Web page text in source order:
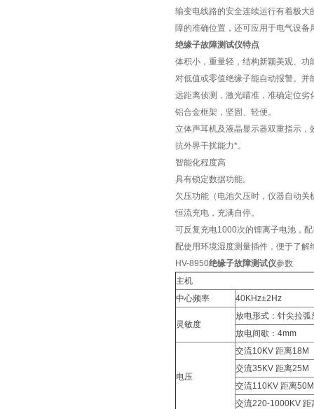
输变电线路的安全连续运行有着极大
障的准确位置，还可应用于电气设
绝缘子故障测试仪特点
体积小，重量轻，结构新颖美观、
对低值或零值绝缘子能自动报警。
远距离侦测，激光瞄准，准确定位
铝合金框架，坚固、轻便。
立体声耳机及液晶显示器双重指示，
抗外界干扰能力*。
智能化程度高
具有锁定数据功能。
欠压功能（电池欠压时，仪器自动关
恒流充电，充满自停。
可反复充电1000次的锂离子电池，
配使用环境湿度测量插件，便于了解
HV-8950绝缘子故障测试仪参数
主机
中心频率
40KHz±2Hz
灵敏度
放电形式：针尖拉弧
放电间歇：4mm
电压
交流10KV 距离18M
交流35KV 距离25M
交流110KV 距离50M
交流220-1000KV 距